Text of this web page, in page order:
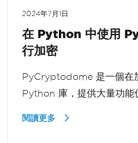
2024年7月1日
在 Python 中使用
行加密
PyCryptodome 是一個在
Python 庫，提供大量功能
閱讀更多